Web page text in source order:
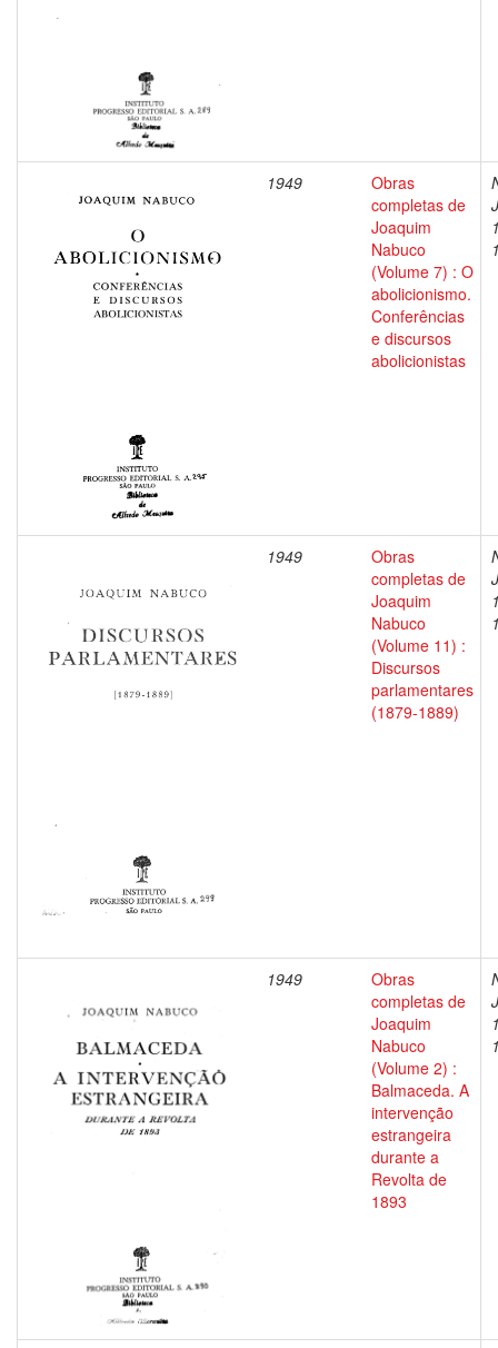
1949
Obras
completas de
Joaquim
Nabuco
(Volume 7) : O
abolicionismo.
Conferências
e discursos
abolicionistas
1949
Obras
completas de
Joaquim
Nabuco
(Volume 11) :
Discursos
parlamentares
(1879-1889)
1949
Obras
completas de
Joaquim
Nabuco
(Volume 2) :
Balmaceda. A
intervenção
estrangeira
durante a
Revolta de
1893